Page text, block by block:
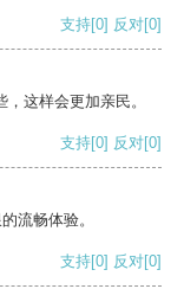
支持[0] 反对[0]
这样会更加亲民。
支持[0] 反对[0]
流畅体验。
支持[0] 反对[0]